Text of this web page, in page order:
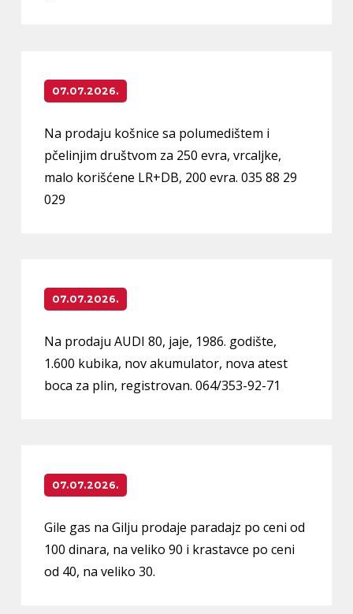
07.07.2026.
Na prodaju košnice sa polumedištem i
pčelinjim društvom za 250 evra, vrcaljke,
malo korišćene LR+DB, 200 evra. 035 88 29
029
07.07.2026.
Na prodaju AUDI 80, jaje, 1986. godište,
1.600 kubika, nov akumulator, nova atest
boca za plin, registrovan. 064/353-92-71
07.07.2026.
Gile gas na Gilju prodaje paradajz po ceni od
100 dinara, na veliko 90 i krastavce po ceni
od 40, na veliko 30.